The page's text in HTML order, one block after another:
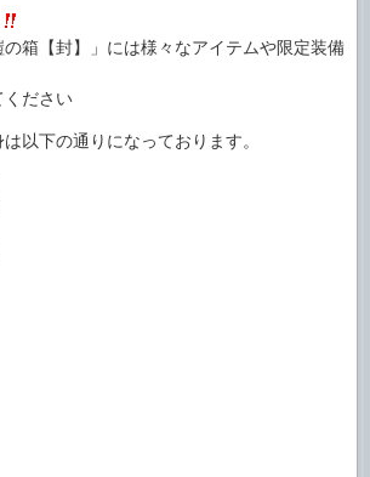
箱【封】」には様々なアイテムや限定装備
ください
は以下の通りになっております。